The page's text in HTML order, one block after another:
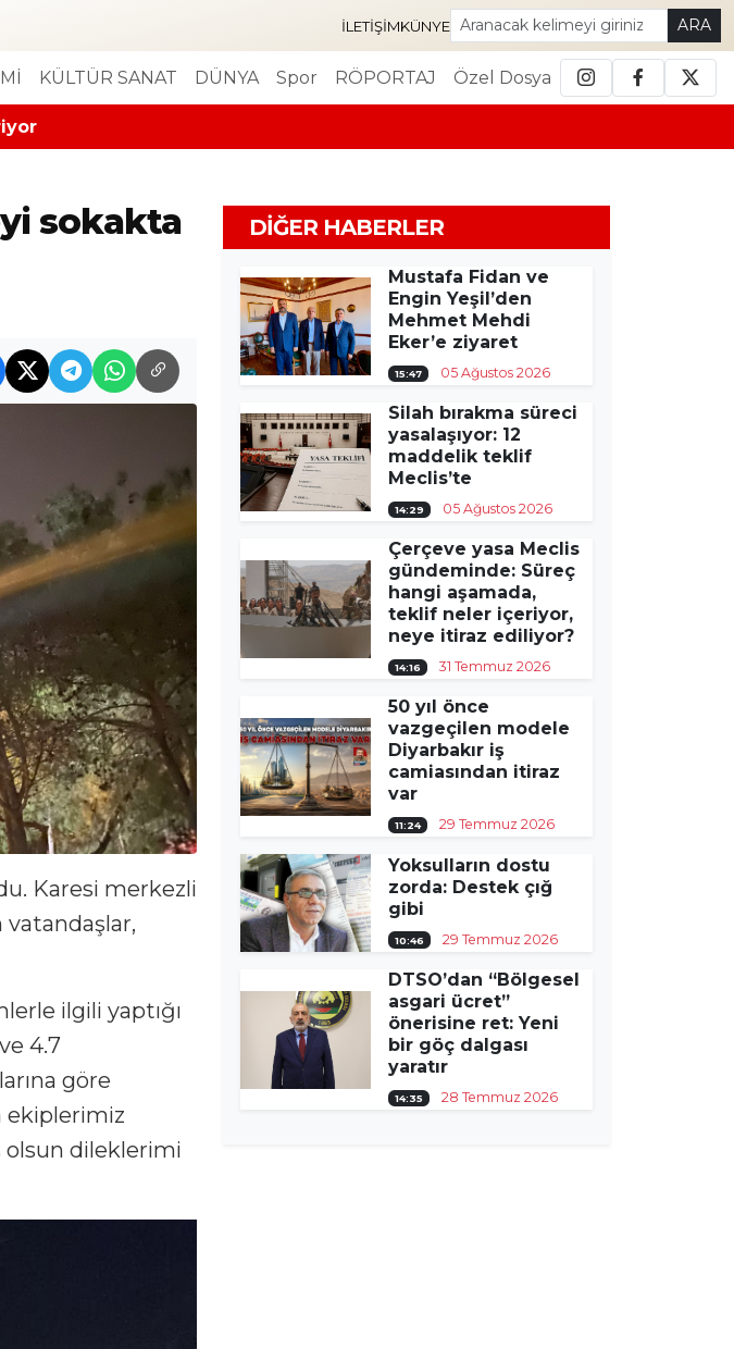
İLETIŞIMKÜNYE ARA
KÜLTÜR SANAT DÜNYA Spor RÖPORTAJ Özel Dosya
sokakta
Karesi merkezli
vatandaşlar,
ilgili yaptığı
4.7
göre
ekiplerimiz
olsun dileklerimi
DIĞER HABERLER
Mustafa Fidan ve
Engin Yeşil’den
Mehmet Mehdi
Eker’e ziyaret
15:47 05 Ağustos 2026
Silah bırakma süreci
yasalaşıyor: 12
maddelik teklif
Meclis’te
14:29 05 Ağustos 2026
Çerçeve yasa Meclis
gündeminde: Süreç
hangi aşamada,
teklif neler içeriyor,
neye itiraz ediliyor?
14:16 31 Temmuz 2026
50 yıl önce
vazgeçilen modele
Diyarbakır iş
camiasından itiraz
var
11:24 29 Temmuz 2026
Yoksulların dostu
zorda: Destek çığ
gibi
10:46 29 Temmuz 2026
DTSO’dan “Bölgesel
asgari ücret”
önerisine ret: Yeni
bir göç dalgası
yaratır
14:35 28 Temmuz 2026